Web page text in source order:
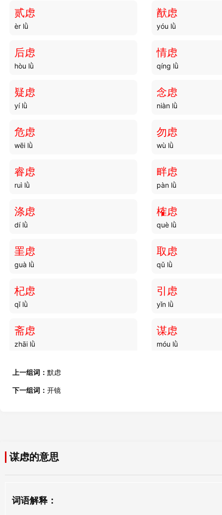
谋宪 谋死
谋朝 谋猷
谋维 谋材
谋迹 谋变
谋勇 谋划
谋叛 谋差
谋事 谋欢
谋寻 谋府
谋志 谋虹
谋国
谋客
贰虑
èr lǜ
猷虑
yóu lǜ
后虑
hòu lǜ
情虑
qíng lǜ
疑虑
yí lǜ
念虑
niàn lǜ
危虑
wēi lǜ
勿虑
wù lǜ
睿虑
ruì lǜ
畔虑
pàn lǜ
涤虑
dí lǜ
榷虑
què lǜ
罣虑
guà lǜ
取虑
qǔ lǜ
杞虑
qǐ lǜ
引虑
yǐn lǜ
斋虑
zhāi lǜ
谋虑
móu lǜ
繁虑
洗虑
xǐ lǜ
yì lǜ
上一组词： 默虑
下一组词： 开镜
谋虑的意思
词语解释：